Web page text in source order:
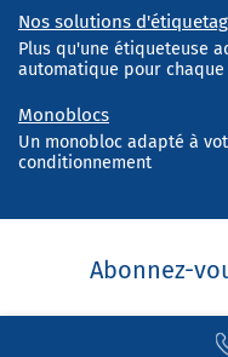
Nos solutions
Plus qu'une étiqueteuse
automatique pour chaque
Monoblocs
Un monobloc adapté à
conditionnement
Abonnez-